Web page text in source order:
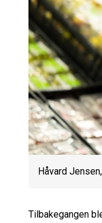
Håvard
Tilbakegangen